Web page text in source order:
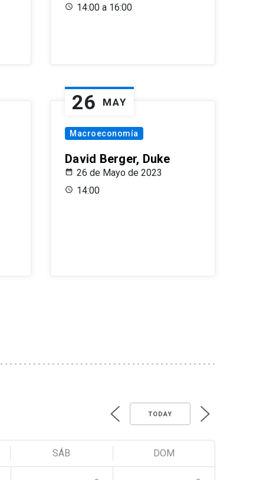
14:00 a 16:00
26 MAY
Macroeconomía
David Berger, Duke
26 de Mayo de 2023
14:00
TODAY
SÁB DOM